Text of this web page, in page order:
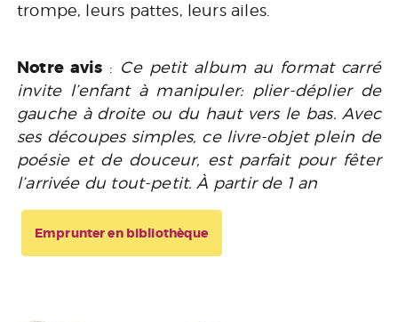
trompe, leurs pattes, leurs ailes.
Notre avis : Ce petit album au format carré
invite l’enfant à manipuler: plier-déplier de
gauche à droite ou du haut vers le bas. Avec
ses découpes simples, ce livre-objet plein de
poésie et de douceur, est parfait pour fêter
l’arrivée du tout-petit. À partir de 1 an
Emprunter en bibliothèque